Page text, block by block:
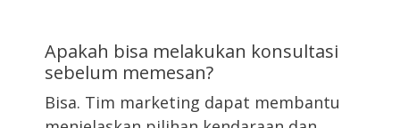
Apakah bisa melakukan konsultasi
sebelum memesan?
Bisa. Tim marketing dapat membantu